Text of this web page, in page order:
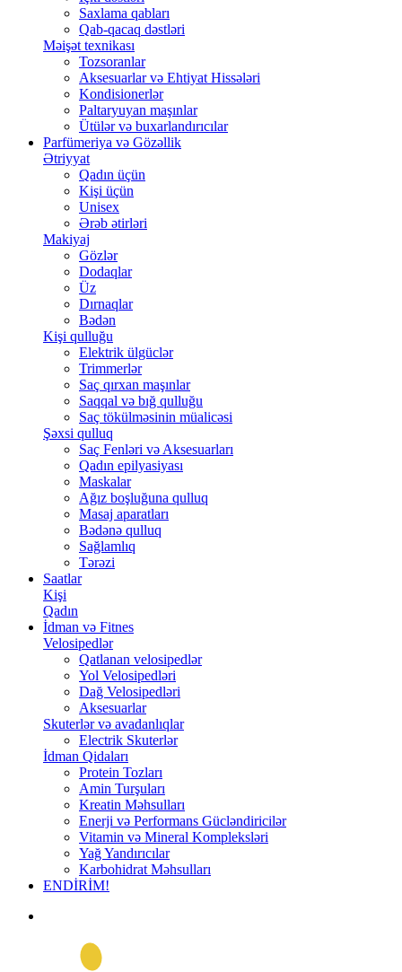
Saxlama qabları
Qab-qacaq dəstləri
Məişət texnikası
Tozsoranlar
Aksesuarlar və Ehtiyat Hissələri
Kondisionerlər
Paltaryuyan maşınlar
Ütülər və buxarlandırıcılar
Parfümeriya və Gözəllik
Ətriyyat
Qadın üçün
Kişi üçün
Unisex
Ərəb ətirləri
Makiyaj
Gözlər
Dodaqlar
Üz
Dırnaqlar
Bədən
Kişi qulluğu
Elektrik ülgüclər
Trimmerlər
Saç qırxan maşınlar
Saqqal və bığ qulluğu
Saç tökülməsinin müalicəsi
Şəxsi qulluq
Saç Fenləri və Aksesuarları
Qadın epilyasiyası
Maskalar
Ağız boşluğuna qulluq
Masaj aparatları
Bədənə qulluq
Sağlamlıq
Tərəzi
Saatlar
Kişi
Qadın
İdman və Fitnes
Velosipedlər
Qatlanan velosipedlər
Yol Velosipedləri
Dağ Velosipedləri
Aksesuarlar
Skuterlər və avadanlıqlar
Electrik Skuterlər
İdman Qidaları
Protein Tozları
Amin Turşuları
Kreatin Məhsulları
Enerji və Performans Gücləndiricilər
Vitamin və Mineral Kompleksləri
Yağ Yandırıcılar
Karbohidrat Məhsulları
ENDİRİM!